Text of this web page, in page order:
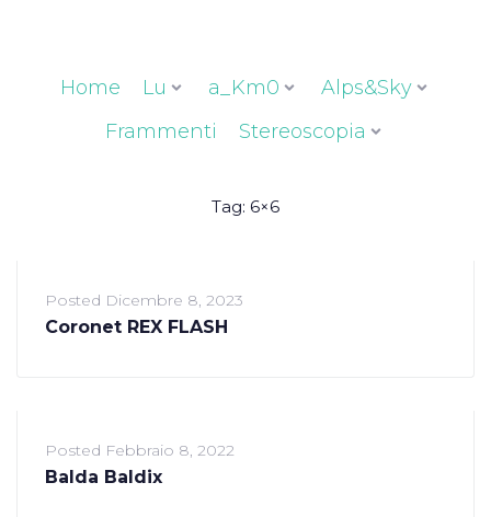
Home Lu a_Km0
Alps&Sky
Frammenti
Stereoscopia
Tag: 6×6
Posted Dicembre 8, 2023
Coronet REX FLASH
Posted Febbraio 8, 2022
Balda Baldix